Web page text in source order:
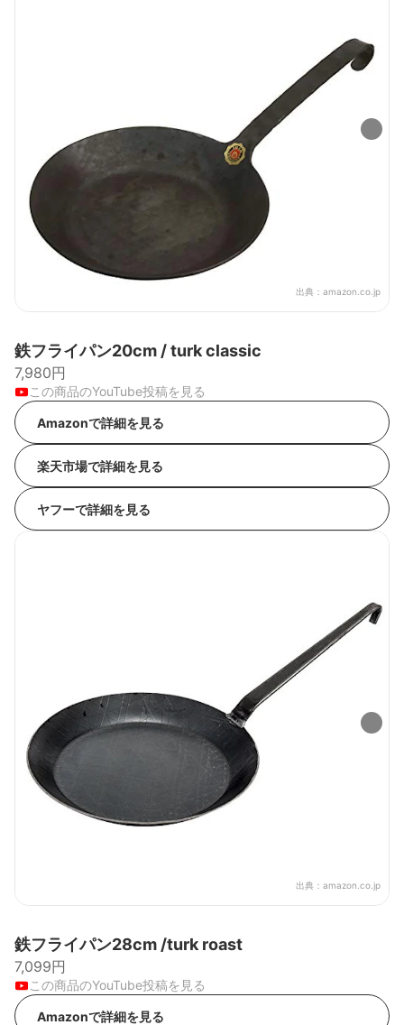
出典： amazon.co.jp
鉄フライパン20cm / turk classic
7,980円
この商品のYouTube投稿を見る
Amazonで詳細を見る
楽天市場で詳細を見る
ヤフーで詳細を見る
出典： amazon.co.jp
鉄フライパン28cm /turk roast
7,099円
この商品のYouTube投稿を見る
Amazonで詳細を見る